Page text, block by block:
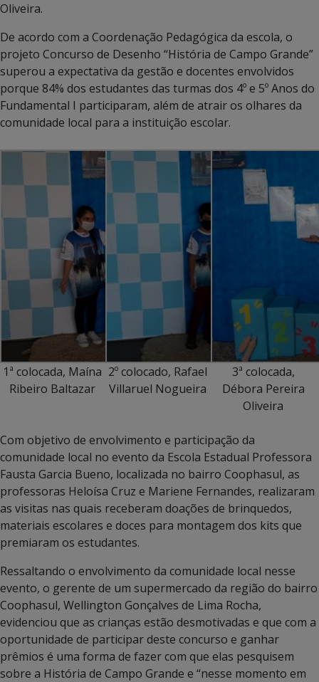
Oliveira.
De acordo com a Coordenação Pedagógica da escola, o
projeto Concurso de Desenho “História de Campo Grande”
superou a expectativa da gestão e docentes envolvidos
porque 84% dos estudantes das turmas dos 4º e 5º Anos do
Fundamental I participaram, além de atrair os olhares da
comunidade local para a instituição escolar.
1ª colocada, Maína
Ribeiro Baltazar
2º colocado, Rafael
Villaruel Nogueira
3ª colocada,
Débora Pereira
Oliveira
Com objetivo de envolvimento e participação da
comunidade local no evento da Escola Estadual Professora
Fausta Garcia Bueno, localizada no bairro Coophasul, as
professoras Heloísa Cruz e Mariene Fernandes, realizaram
as visitas nas quais receberam doações de brinquedos,
materiais escolares e doces para montagem dos kits que
premiaram os estudantes.
Ressaltando o envolvimento da comunidade local nesse
evento, o gerente de um supermercado da região do bairro
Coophasul, Wellington Gonçalves de Lima Rocha,
evidenciou que as crianças estão desmotivadas e que com a
oportunidade de participar deste concurso e ganhar
prêmios é uma forma de fazer com que elas pesquisem
sobre a História de Campo Grande e “nesse momento em